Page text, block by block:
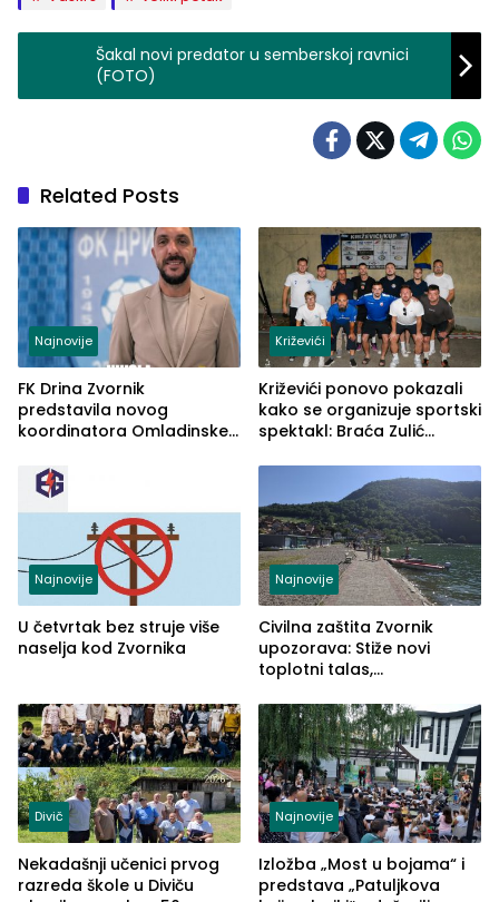
Šakal novi predator u semberskoj ravnici
(FOTO)
Related Posts
Najnovije
FK Drina Zvornik
predstavila novog
koordinatora Omladinske
Križevići
Križevići ponovo pokazali
kako se organizuje sportski
spektakl: Braća Zulić
Najnovije
U četvrtak bez struje više
naselja kod Zvornika
Najnovije
Civilna zaštita Zvornik
upozorava: Stiže novi
toplotni talas,
Divič
Nekadašnji učenici prvog
razreda škole u Diviču
Najnovije
Izložba „Most u bojama“ i
predstava „Patuljkova